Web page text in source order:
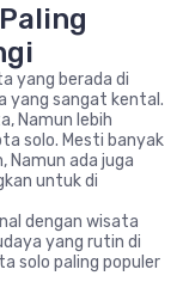
yang berada di
yang sangat kental.
Namun lebih
solo. Mesti banyak
Namun ada juga
untuk di
dengan wisata
yang rutin di
solo paling populer